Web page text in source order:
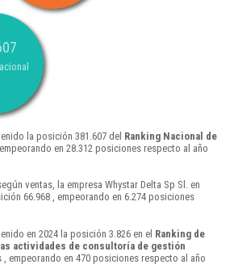
la posición 381.607 del Ranking Nacional de
en 28.312 posiciones respecto al año
ventas, la empresa Whystar Delta Sp Sl. en
66.968 , empeorando en 6.274 posiciones
en 2024 la posición 3.826 en el Ranking de
actividades de consultoría de gestión
, empeorando en 470 posiciones respecto al año